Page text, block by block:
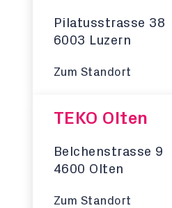
Pilatusstrasse 38
6003 Luzern
Zum Standort
TEKO Olten
Belchenstrasse 9
4600 Olten
Zum Standort